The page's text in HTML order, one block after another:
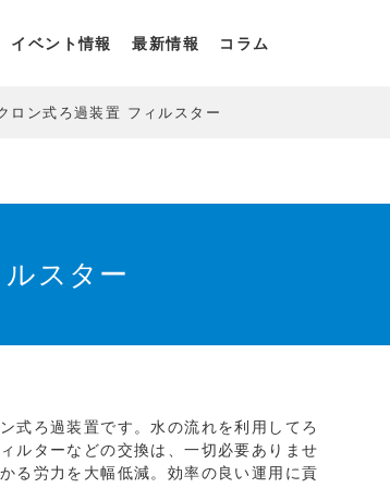
イベント情報 最新情報 コラム
ロン式ろ過装置 フィルスター
スター
式ろ過装置です。水の流れを利用してろ
ルターなどの交換は、一切必要ありませ
る労力を大幅低減。効率の良い運用に貢